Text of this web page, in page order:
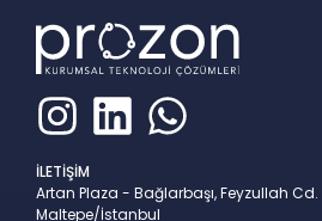
İLETİŞİM
Artan Plaza - Bağlarbaşı, Feyzullah Cd.
Maltepe/İstanbul